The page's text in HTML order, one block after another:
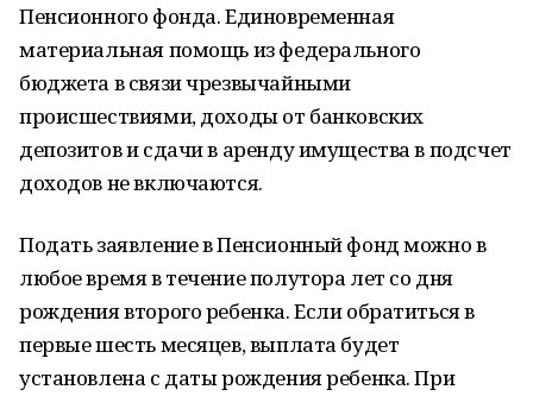
Пенсионного фонда. Единовременная
материальная помощь из федерального
бюджета в связи чрезвычайными
происшествиями, доходы от банковских
депозитов и сдачи в аренду имущества в подсчет
доходов не включаются.
Подать заявление в Пенсионный фонд можно в
любое время в течение полутора лет со дня
рождения второго ребенка. Если обратиться в
первые шесть месяцев, выплата будет
установлена с даты рождения ребенка. При